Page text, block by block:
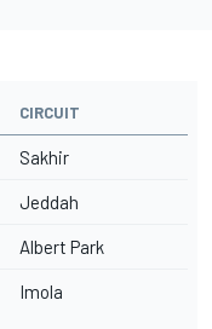
CIRCUIT
Sakhir
Jeddah
Albert Park
Imola